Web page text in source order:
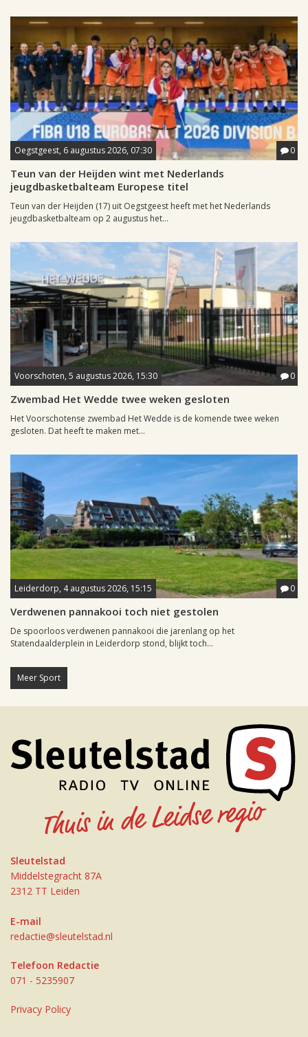
Oegstgeest, 6 augustus 2026, 07:30 0
Teun van der Heijden wint met Nederlands
jeugdbasketbalteam Europese titel
Teun van der Heijden (17) uit Oegstgeest heeft met het Nederlands
jeugdbasketbalteam op 2 augustus het...
Voorschoten, 5 augustus 2026, 15:30 0
Zwembad Het Wedde twee weken gesloten
Het Voorschotense zwembad Het Wedde is de komende twee weken
gesloten. Dat heeft te maken met...
Leiderdorp, 4 augustus 2026, 15:15 0
Verdwenen pannakooi toch niet gestolen
De spoorloos verdwenen pannakooi die jarenlang op het
Statendaalderplein in Leiderdorp stond, blijkt toch...
Meer Sport
Sleutelstad
Middelstegracht 87A
2312 TT Leiden
E-mail
redactie@sleutelstad.nl
Telefoon Redactie
071 - 5235907
Privacy Policy